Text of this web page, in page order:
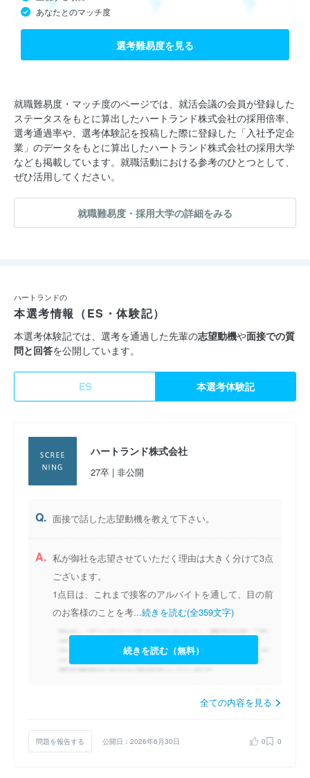
あなたとのマッチ度
選考難易度を見る
就職難易度・マッチ度のページでは、就活会議の会員が登録した
ステータスをもとに算出したハートランド株式会社の採用倍率、
選考通過率や、選考体験記を投稿した際に登録した「入社予定企
業」のデータをもとに算出したハートランド株式会社の採用大学
なども掲載しています。就職活動における参考のひとつとして、
ぜひ活用してください。
就職難易度・採用大学の詳細をみる
ハートランドの
本選考情報（ES・体験記）
本選考体験記では、選考を通過した先輩の志望動機や面接での質
問と回答を公開しています。
ES 本選考体験記
ハートランド株式会社
27卒 | 非公開
Q. 面接で話した志望動機を教えて下さい。
A. 私が御社を志望させていただく理由は大きく分けて3点
ございます。
1点目は、これまで接客のアルバイトを通して、目の前
のお客様のことを考...続きを読む(全359文字)
続きを読む（無料）
全ての内容を見る
問題を報告する 公開日：2026年6月30日 0 0